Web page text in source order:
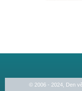
© 2006 - 2024, Den